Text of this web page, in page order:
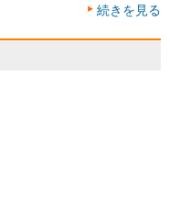
続きを見る